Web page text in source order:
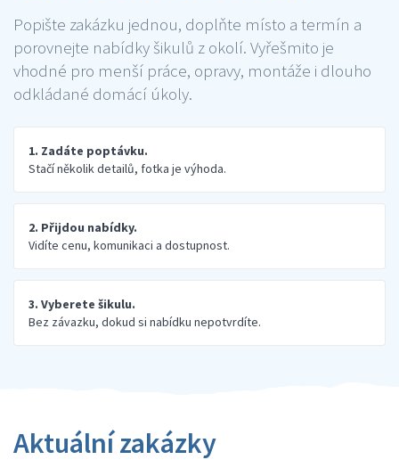
Popište zakázku jednou, doplňte místo a termín a
porovnejte nabídky šikulů z okolí. Vyřešmito je
vhodné pro menší práce, opravy, montáže i dlouho
odkládané domácí úkoly.
1. Zadáte poptávku.
Stačí několik detailů, fotka je výhoda.
2. Přijdou nabídky.
Vidíte cenu, komunikaci a dostupnost.
3. Vyberete šikulu.
Bez závazku, dokud si nabídku nepotvrdíte.
Aktuální zakázky